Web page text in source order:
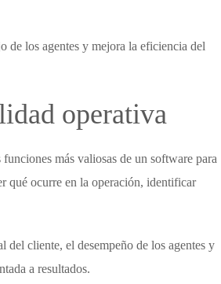
de los agentes y mejora la eficiencia del
operativa
más valiosas de un software para
qué ocurre en la operación, identificar
cliente, el desempeño de los agentes y
a resultados.